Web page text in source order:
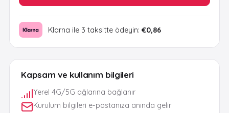
Kapsam ve kullanım bilgileri
Yerel 4G/5G ağlarına bağlanır
Kurulum bilgileri e-postanıza anında gelir
Klarna ile 3 taksitte ödeyin: €0,86